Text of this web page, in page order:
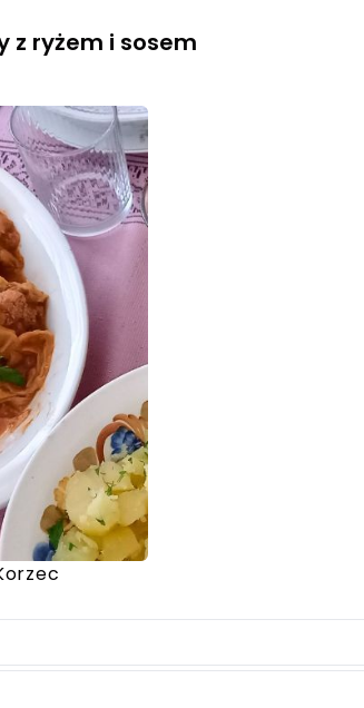
z ryżem i sosem